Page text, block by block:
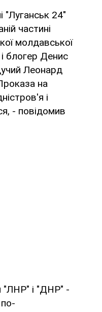
"Луганськ 24"
частині
молдавської
блогер Денис
Леонард
на
і
- повідомив
"ЛНР" і "ДНР" -